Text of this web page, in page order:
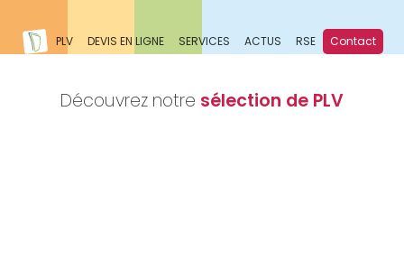
PLV DEVIS EN LIGNE SERVICES ACTUS RSE Contact
Découvrez notre sélection de PLV